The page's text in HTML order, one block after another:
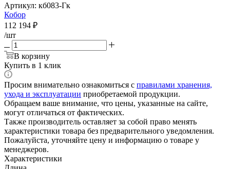
Артикул: кб083-Гк
Кобор
112 194 ₽
/шт
В корзину
Купить в 1 клик
Просим внимательно ознакомиться с правилами хранения,
ухода и эксплуатации приобретаемой продукции.
Обращаем ваше внимание, что цены, указанные на сайте,
могут отличаться от фактических.
Также производитель оставляет за собой право менять
характеристики товара без предварительного уведомления.
Пожалуйста, уточняйте цену и информацию о товаре у
менеджеров.
Характеристики